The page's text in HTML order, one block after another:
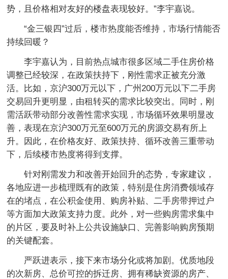
势，且价格相对友好的楼盘表现较好。”李宇嘉说。
“金三银四”过后，楼市热度能否维持，市场行情能否
持续回暖？
李宇嘉认为，目前热点城市很多区域二手住房价格
调整已经较深，在政策扶持下，刚性需求正被充分激
活。比如，京沪300万元以下，广州200万元以下二手房
交易回升更明显，由租转买的需求比较突出。同时，刚
需活跃带动部分改善性需求实现，市场循环效果明显改
善，表现在京沪300万元至600万元的房源交易有所上
升。因此，在价格友好、政策扶持、循环改善三重带动
下，后续楼市热度将得到支撑。
针对刚需发力和改善开始回升的态势，专家建议，
各地应进一步梳理既有的政策，特别是住房消费领域存
在的堵点，在公积金使用、购房补贴、二手房带押过户
等方面加大政策支持力度。此外，对一些购房需求集中
的片区，要及时补上公共设施缺口、完善影响购房预期
的关键配套。
严跃进表示，接下来市场分化或将加剧。优质地段
的次新房、总价可控的拆迁房、拥有稀缺资源的房产、